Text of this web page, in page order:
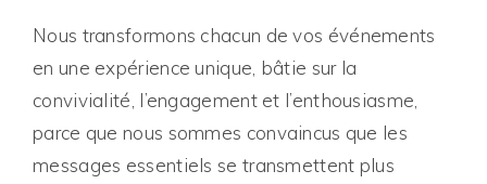
Nous transformons chacun de vos événements
en une expérience unique, bâtie sur la
convivialité, l’engagement et l’enthousiasme,
parce que nous sommes convaincus que les
messages essentiels se transmettent plus